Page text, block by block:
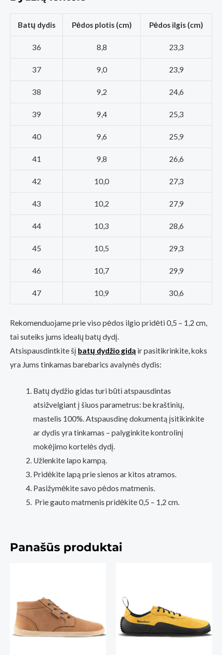
Batų dydis Pėdos plotis (cm) Pėdos ilgis (cm)
36 8,8 23,3
37 9,0 23,9
38 9,2 24,6
39 9,4 25,3
40 9,6 25,9
41 9,8 26,6
42 10,0 27,3
43 10,2 27,9
44 10,3 28,6
45 10,5 29,3
46 10,7 29,9
47 10,9 30,6
Rekomenduojame prie viso pėdos ilgio pridėti 0,5 – 1,2 cm,
tai suteiks jums idealų batų dydį.
Atsispausdintkite šį batų dydžio gidą ir pasitikrinkite, koks
yra Jums tinkamas barebarics avalynės dydis:
Batų dydžio gidas turi būti atspausdintas
atsižvelgiant į šiuos parametrus: be kraštinių,
mastelis 100%. Atspausdinę dokumentą įsitikinkite
ar dydis yra tinkamas – palyginkite kontrolinį
mokėjimo kortelės dydį.
Užlenkite lapo kampą.
Pridėkite lapą prie sienos ar kitos atramos.
Pasižymėkite savo pėdos matmenis.
Prie gauto matmenis pridėkite 0,5 – 1,2 cm.
Panašūs produktai